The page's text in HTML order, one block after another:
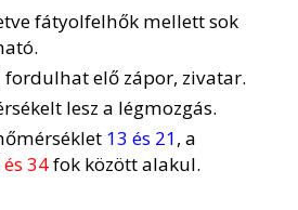
fátyolfelhők mellett sok
fordulhat elő zápor, zivatar.
lesz a légmozgás.
13 és 21, a
és 34fok között alakul.